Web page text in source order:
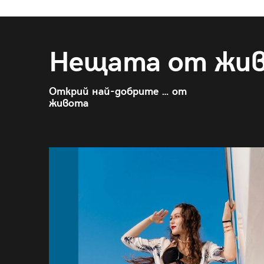
Нещата от
Открий най-добрите … от
живота